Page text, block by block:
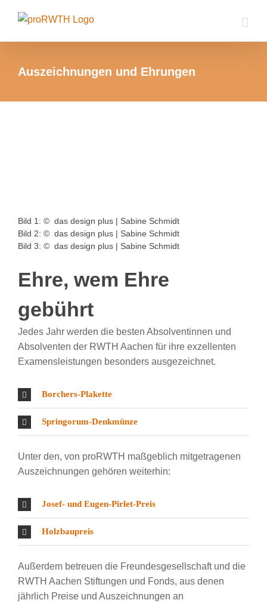
Inhalt
Auszeichnungen und Ehrungen
Bild 1: © das design plus | Sabine Schmidt
Bild 2: © das design plus | Sabine Schmidt
Bild 3: © das design plus | Sabine Schmidt
Ehre, wem Ehre
gebührt
Jedes Jahr werden die besten Absolventinnen und
Absolventen der RWTH Aachen für ihre exzellenten
Examensleistungen besonders ausgezeichnet.
Borchers-Plakette
Springorum-Denkmünze
Unter den, von proRWTH maßgeblich mitgetragenen
Auszeichnungen gehören weiterhin:
Josef- und Eugen-Pirlet-Preis
Holzbaupreis
Außerdem betreuen die Freundesgesellschaft und die
RWTH Aachen Stiftungen und Fonds, aus denen
jährlich Preise und Auszeichnungen an